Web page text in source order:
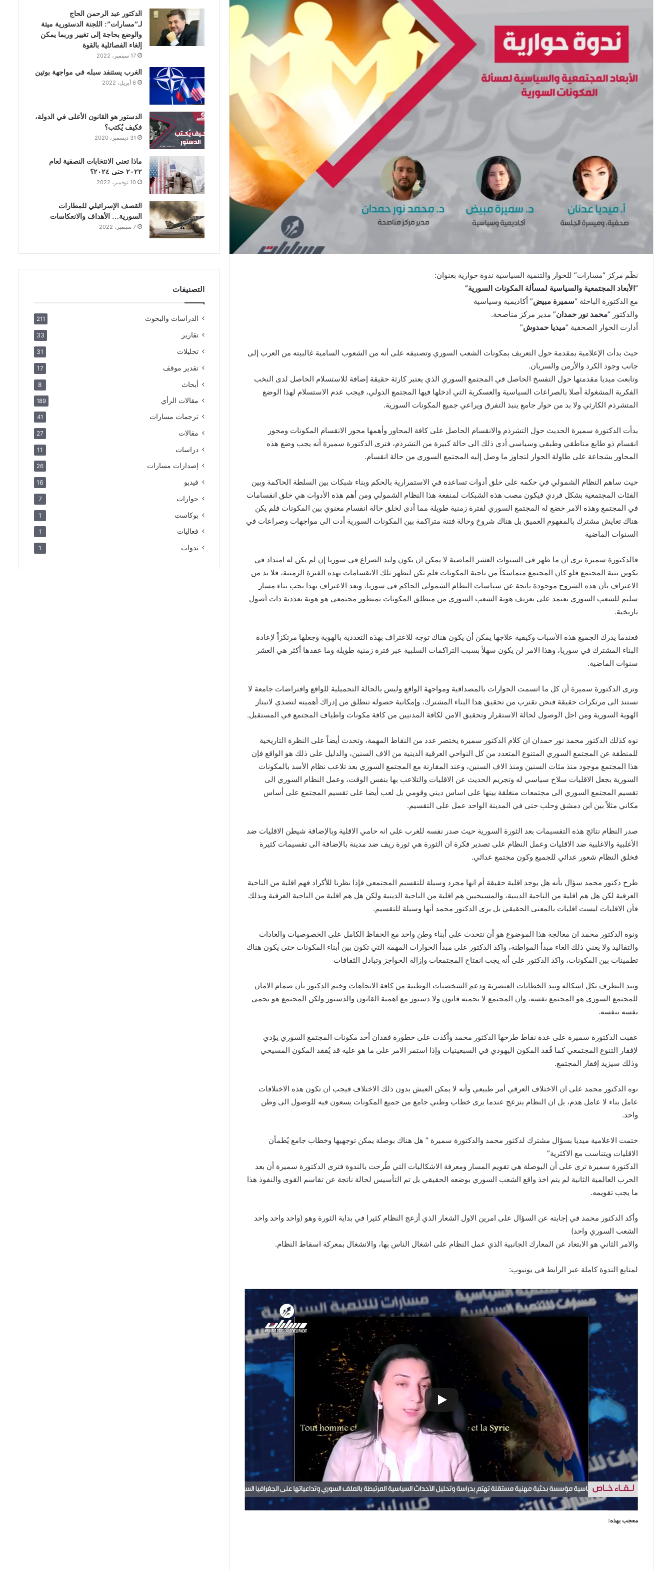
نظَم مركز “مسارات” للحوار والتنمية السياسية ندوة حوارية بعنوان:
“الأبعاد المجتمعية والسياسية لمسألة المكونات السورية”
مع الدكتورة الباحثة “سميرة مبيض” أكاديمية وسياسية
والدكتور “محمد نور حمدان” مدير مركز مناصحة.
أدارت الحوار الصحفية “ميديا حمدوش”
حيث بدأت الإعلامية بمقدمة حول التعريف بمكونات الشعب السوري وتصنيفه على أنه من الشعوب السامية غالبيته من العرب إلى
جانب وجود الكرد والأرمن والسريان.
وتابعت ميديا مقدمتها حول التفسخ الحاصل في المجتمع السوري الذي يعتبر كارثة حقيقة إضافة للاستسلام الحاصل لدى النخب
الفكرية المشغولة أصلا بالصراعات السياسية والعسكرية التي ادخلها فيها المجتمع الدولي، فيجب عدم الاستسلام لهذا الوضع
المتشرذم الكارثي ولا بد من حوار جامع ينبذ التفرق ويراعي جميع المكونات السورية.
بدأت الدكتورة سميرة الحديث حول التشرذم والانقسام الحاصل على كافة المحاور وأهمها محور الانقسام المكونات ومحور
انقسام ذو طابع مناطقي وطبقي وسياسي أدى ذلك الى حالة كبيرة من التشرذم، فترى الدكتورة سميرة أنه يجب وضع هذه
المحاور بشجاعة على طاولة الحوار لتجاوز ما وصل إليه المجتمع السوري من حالة انقسام.
حيث ساهم النظام الشمولي في حكمه على خلق أدوات تساعده في الاستمرارية بالحكم وبناء شبكات بين السلطة الحاكمة وبين
الفئات المجتمعية بشكل فردي فيكون مصب هذه الشبكات لمنفعة هذا النظام الشمولي ومن أهم هذه الأدوات هي خلق انقسامات
في المجتمع وهذه الامر خضع له المجتمع السوري لفترة زمنية طويلة مما أدى لخلق حالة انقسام معنوي بين المكونات فلم يكن
هناك تعايش مشترك بالمفهوم العميق بل هناك شروخ وحالة فتنة متراكمة بين المكونات السورية أدت الى مواجهات وصراعات في
السنوات الماضية
فالدكتورة سميرة ترى أن ما ظهر في السنوات العشر الماضية لا يمكن ان يكون وليد الصراع في سوريا إن لم يكن له امتداد في
تكوين بنية المجتمع فلو كان المجتمع متماسكاً من ناحية المكونات فلم تكن لتظهر تلك الانقسامات بهذه الفترة الزمنية، فلا بد من
الاعتراف بأن هذه الشروخ موجودة ناتجة عن سياسات النظام الشمولي الحاكم في سوريا، وبعد الاعتراف بهذا يجب بناء مسار
سليم للشعب السوري يعتمد على تعريف هوية الشعب السوري من منطلق المكونات بمنظور مجتمعي هو هوية تعددية ذات أصول
تاريخية.
فعندما يدرك الجميع هذه الأسباب وكيفية علاجها يمكن أن يكون هناك توجه للاعتراف بهذه التعددية بالهوية وجعلها مرتكزاً لإعادة
البناء المشترك في سوريا، وهذا الامر لن يكون سهلاً بسبب التراكمات السلبية عبر فترة زمنية طويلة وما عقدها أكثر هي العشر
سنوات الماضية.
وترى الدكتورة سميرة أن كل ما اتسمت الحوارات بالمصداقية ومواجهة الواقع وليس بالحالة التجميلية للواقع وافتراضات جامعة لا
تستند الى مرتكزات حقيقة فنحن نقترب من تحقيق هذا البناء المشترك، وإمكانية حصوله تنطلق من إدراك أهميته لتصدي لانبتار
الهوية السورية ومن اجل الوصول لحالة الاستقرار وتحقيق الامن لكافة المدنيين من كافة مكونات واطياف المجتمع في المستقبل.
نوه كذلك الدكتور محمد نور حمدان ان كلام الدكتور سميرة يختصر عدد من النقاط المهمة، وتحدث أيضاً على النظرة التاريخية
للمنطقة عن المجتمع السوري المتنوع المتعدد من كل النواحي العرقية الدينية من الاف السنين، والدليل على ذلك هو الواقع فإن
هذا المجتمع موجود منذ مئات السنين ومنذ الاف السنين، وعند المقارنة مع المجتمع السوري بعد تلاعب نظام الأسد بالمكونات
السورية بجعل الاقليات سلاح سياسي له وتجريم الحديث عن الاقليات والتلاعب بها بنفس الوقت، وعمل النظام السوري الى
تقسيم المجتمع السوري الى مجتمعات منغلقة بينها على اساس ديني وقومي بل لعب أيضا على تقسيم المجتمع على أساس
مكاني مثلاً بين ابن دمشق وحلب حتى في المدينة الواحد عمل على التقسيم.
صدر النظام نتائج هذه التقسيمات بعد الثورة السورية حيث صدر نفسه للغرب على انه حامي الاقلية وبالإضافة شيطن الاقليات ضد
الأغلبية والاغلبية ضد الاقليات وعمل النظام على تصدير فكرة ان الثورة هي ثورة ريف ضد مدينة بالإضافة الى تقسيمات كثيرة
فخلق النظام شعور عدائي للجميع وكون مجتمع عدائي.
طرح دكتور محمد سؤال بأنه هل يوجد اقلية حقيقة أم انها مجرد وسيلة للتقسيم المجتمعي فإذا نظرنا للأكراد فهم اقلية من الناحية
العرقية لكن هل هم اقلية من الناحية الدينية، والمسيحيين هم اقلية من الناحية الدينية ولكن هل هم اقلية من الناحية العرقية وبذلك
فأن الاقليات ليست اقليات بالمعنى الحقيقي بل يرى الدكتور محمد أنها وسيلة للتقسيم.
ونوه الدكتور محمد ان معالجة هذا الموضوع هو أن نتحدث على أبناء وطن واحد مع الحفاظ الكامل على الخصوصيات والعادات
والتقاليد ولا يعني ذلك الغاء مبدأ المواطنة، واكد الدكتور على مبدأ الحوارات المهمة التي تكون بين أبناء المكونات حتى يكون هناك
تطمينات بين المكونات، واكد الدكتور على أنه يجب انفتاح المجتمعات وإزالة الحواجز وتبادل الثقافات
ونبذ التطرف بكل اشكاله ونبذ الخطابات العنصرية ودعم الشخصيات الوطنية من كافة الاتجاهات وختم الدكتور بأن صمام الامان
للمجتمع السوري هو المجتمع نفسه، وان المجتمع لا يحميه قانون ولا دستور مع اهمية القانون والدستور ولكن المجتمع هو يحمي
نفسه بنفسه.
عقبت الدكتورة سميرة على عدة نقاط طرحها الدكتور محمد وأكدت على خطورة فقدان أحد مكونات المجتمع السوري يؤدي
لإفقار التنوع المجتمعي كما فُقد المكون اليهودي في السبعينيات وإذا استمر الامر على ما هو عليه قد يُفقد المكون المسيحي
وذلك سيزيد إفقار المجتمع.
نوه الدكتور محمد على ان الاختلاف العرقي أمر طبيعي وأنه لا يمكن العيش بدون ذلك الاختلاف فيجب ان تكون هذه الاختلافات
عامل بناء لا عامل هدم، بل ان النظام ينزعج عندما يرى خطاب وطني جامع من جميع المكونات يسعون فيه للوصول الى وطن
واحد.
ختمت الاعلامية ميديا بسؤال مشترك لدكتور محمد والدكتورة سميرة ” هل هناك بوصلة يمكن توجهيها وخطاب جامع يُطمأن
الاقليات ويتناسب مع الاكثرية”
الدكتورة سميرة ترى على أن البوصلة هي تقويم المسار ومعرفة الاشكاليات التي طُرحت بالندوة فترى الدكتورة سميرة أن بعد
الحرب العالمية الثانية لم يتم اخذ واقع الشعب السوري بوضعه الحقيقي بل تم التأسيس لحالة ناتجة عن تقاسم القوى والنفوذ هذا
ما يجب تقويمه.
وأكد الدكتور محمد في إجابته عن السؤال على امرين الاول الشعار الذي أزعج النظام كثيرا في بداية الثورة وهو (واحد واحد واحد
الشعب السوري واحد)
والامر الثاني هو الابتعاد عن المعارك الجانبية الذي عمل النظام على اشغال الناس بها، والانشغال بمعركة اسقاط النظام.
لمتابع الندوة كاملة عبر الرابط في يوتيوب:
معجب بهذه:
ك
إ
ن
ب
ا
الدكتور عبد الرحمن الحاج
لـ”مسارات”: اللجنة الدستورية ميتة
والوضع بحاجة إلى تغيير وربما يمكن
إلغاء الفصائلية بالقوة
17 سبتمبر، 2022
الغرب يستنفد سبله في مواجهة بوتين
6 أبريل، 2022
الدستور هو القانون الأعلى في الدولة،
فكيف يُكتب؟
31 ديسمبر، 2020
ماذا تعني الانتخابات النصفية لعام
٢٠٢٢ حتى ٢٠٢٤؟
10 نوفمبر، 2022
القصف الإسرائيلي للمطارات
السورية… الأهداف والانعكاسات
7 سبتمبر، 2022
التصنيفات
الدراسات والبحوث 211
تقارير 33
تحليلات 31
تقدير موقف 17
أبحاث 8
مقالات الرأي 189
ترجمات مسارات 41
مقالات 27
دراسات 11
إصدارات مسارات 26
فيديو 16
حوارات 7
بوكاست 1
فعاليات 1
ندوات 1